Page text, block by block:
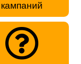
кампаний